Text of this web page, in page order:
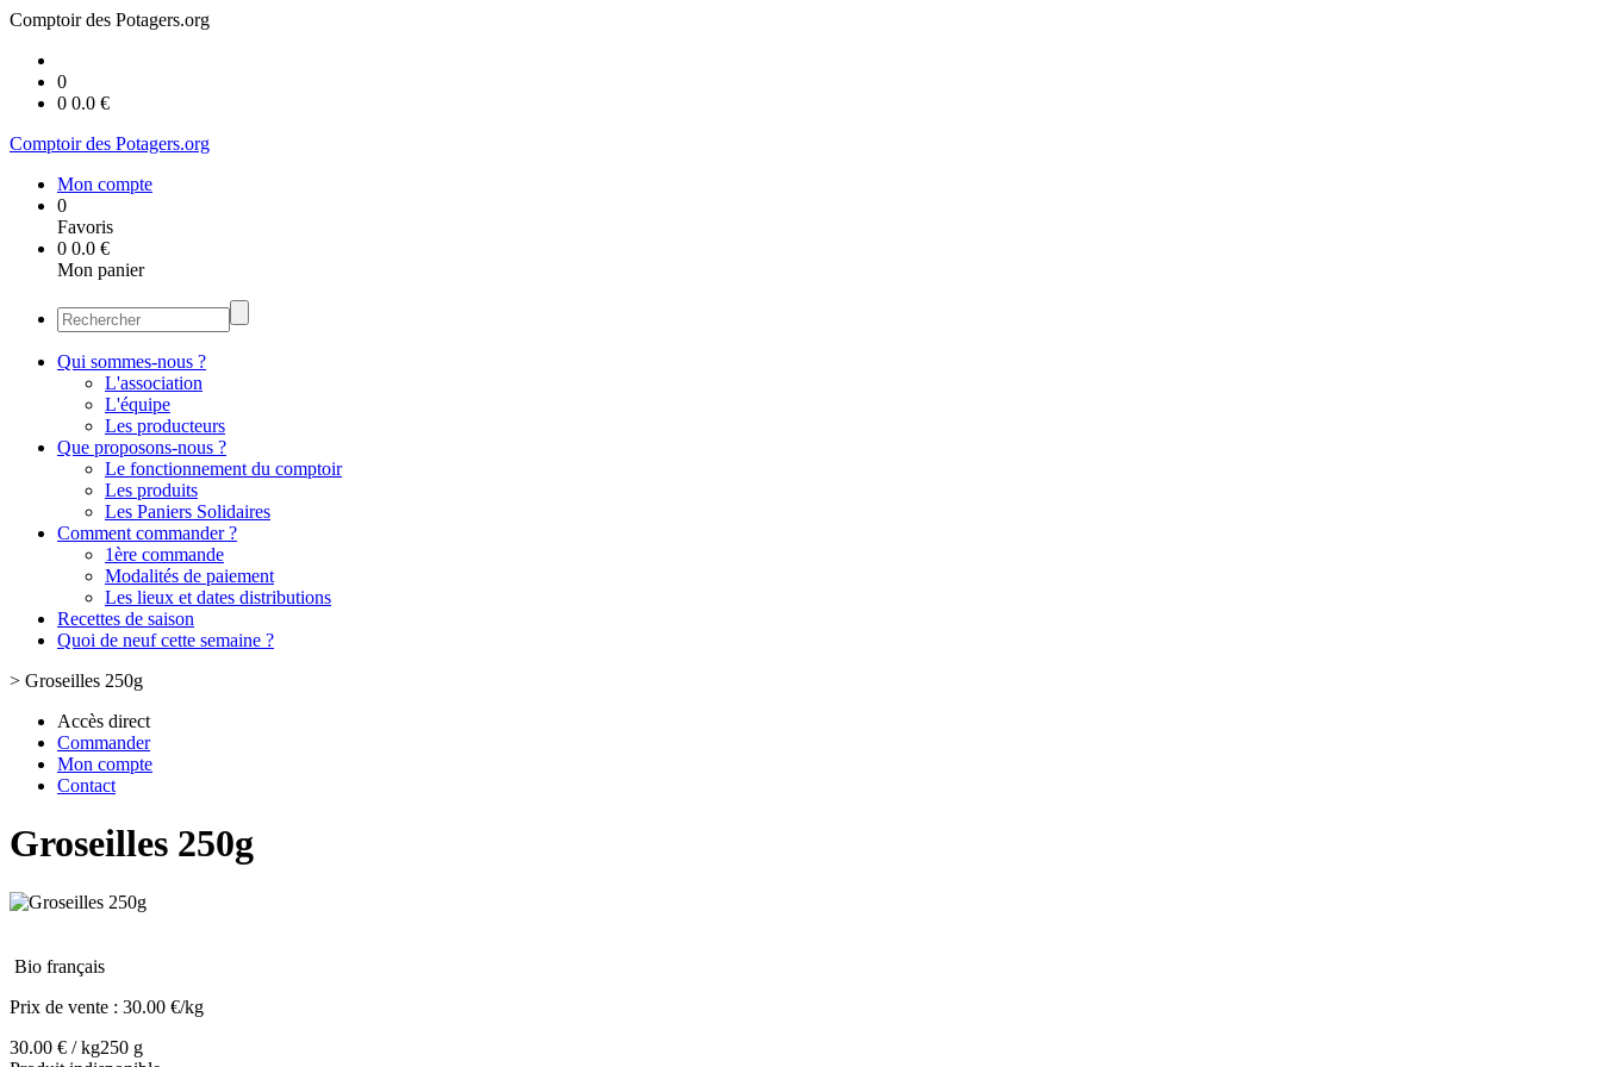
Comptoir des Potagers.org
0
0 0.0 €
Comptoir des Potagers.org
Mon compte
0
Favoris
0 0.0 €
Mon panier
Qui sommes-nous ?
L'association
L'équipe
Les producteurs
Que proposons-nous ?
Le fonctionnement du comptoir
Les produits
Les Paniers Solidaires
Comment commander ?
1ère commande
Modalités de paiement
Les lieux et dates distributions
Recettes de saison
Quoi de neuf cette semaine ?
> Groseilles 250g
Accès direct
Commander
Mon compte
Contact
Groseilles 250g
Bio français
Prix de vente : 30.00 €/kg
30.00 € / kg250 g